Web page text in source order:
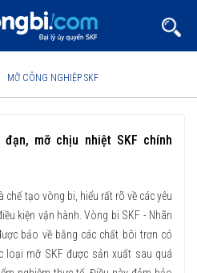
MỠ CÔNG NGHIỆP SKF
mỡ chịu nhiệt SKF chính
chế tạo vòng bi, hiểu rất rõ về các yêu
kiện vận hành. Vòng bi SKF - Nhãn
bảo về bằng các chất bôi trơn có
loại mỡ SKF được sản xuất sau quá